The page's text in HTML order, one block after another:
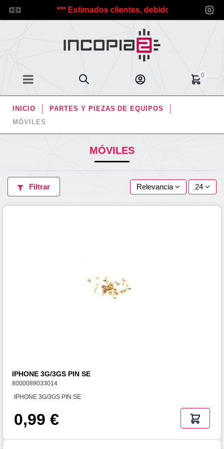
*** Estimados clientes, debido a las
0
INICIO
PARTES Y PIEZAS DE EQUIPOS
MÓVILES
MÓVILES
Filtrar Relevancia 24
IPHONE 3G/3GS PIN SE
8000089033014
IPHONE 3G/3GS PIN SE
0,99 €